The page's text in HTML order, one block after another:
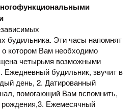
будильника. Эти часы напомнят
котором Вам необходимо
четырьмя возможными
Ежедневный будильник, звучит в
день, 2. Датированный
помогающий Вам вспомнить,
Ежемесячный